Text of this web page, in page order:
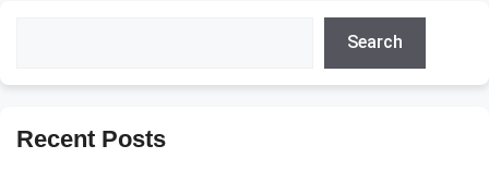
Search
Recent Posts